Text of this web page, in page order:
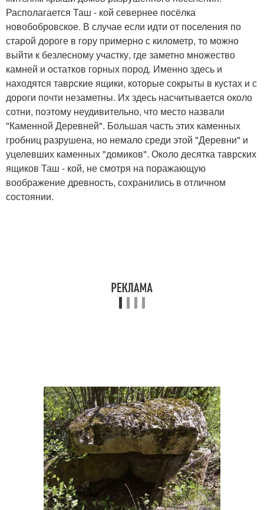
Располагается Таш - кой севернее посёлка
новобобровское. В случае если идти от поселения по
старой дороге в гору примерно с километр, то можно
выйти к безлесному участку, где заметно множество
камней и остатков горных пород. Именно здесь и
находятся таврские ящики, которые сокрыты в кустах и с
дороги почти незаметны. Их здесь насчитывается около
сотни, поэтому неудивительно, что место назвали
"Каменной Деревней". Большая часть этих каменных
гробниц разрушена, но немало среди этой "Деревни" и
уцелевших каменных "домиков". Около десятка таврских
ящиков Таш - кой, не смотря на поражающую
воображение древность, сохранились в отличном
состоянии.